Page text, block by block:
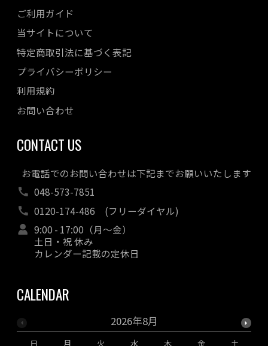
ご利用ガイド
当サイトについて
特定商取引法に基づく表記
プライバシーポリシー
利用規約
お問い合わせ
CONTACT US
お電話でのお問い合わせは下記までお願いいたします
048-573-7851
0120-174-486 (フリーダイヤル)
9:00 - 17:00（月～金）
土日・祝 休み
カレンダー記載の定休日
CALENDAR
2026年8月
日 月 火 水 木 金 土